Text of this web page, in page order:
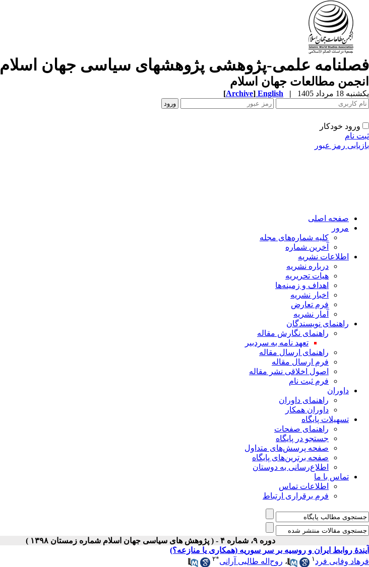
فصلنامه علمی-پژوهشی پژوهشهای سیاسی جهان اسلام
انجمن مطالعات جهان اسلام
یکشنبه 18 مرداد 1405 |
English
[Archive]
ورود خودکار
ثبت نام
بازیابی رمز عبور
صفحه اصلی
مرور
کلیه شماره‌های مجله
آخرین شماره
اطلاعات نشریه
درباره نشریه
هیات تحریریه
اهداف و زمینه‌ها
اخبار نشریه
فرم تعارض
آمار نشریه
راهنمای نویسندگان
راهنمای نگارش مقاله
تعهد نامه به سردبیر
راهنمای ارسال مقاله
فرم ارسال مقاله
اصول اخلاقی نشر مقاله
فرم ثبت نام
داوران
راهنمای داوران
داوران همکار
تسهیلات پایگاه
راهنمای صفحات
جستجو در پایگاه
صفحه پرسش‌های متداول
صفحه برترین‌های پایگاه
اطلاع‌رسانی به دوستان
تماس با ما
اطلاعات تماس
فرم برقراری ارتباط
دوره ۹، شماره ۴ - ( پژوهش های سیاسی جهان اسلام شماره زمستان ۱۳۹۸ )
آیندهٔ روابط ایران و روسیه بر سر سوریه (همکاری یا منازعه؟)
فرهاد وفایی فرد ۱ ، روح‌اله طالبی آرانی*۲